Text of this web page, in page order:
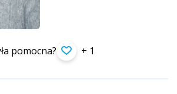
pomocna? + 1